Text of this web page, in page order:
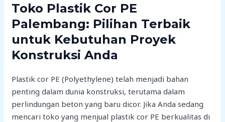
Toko Plastik Cor PE
Palembang: Pilihan Terbaik
untuk Kebutuhan Proyek
Konstruksi Anda
Plastik cor PE (Polyethylene) telah menjadi bahan
penting dalam dunia konstruksi, terutama dalam
perlindungan beton yang baru dicor. Jika Anda sedang
mencari toko yang menjual plastik cor PE berkualitas di